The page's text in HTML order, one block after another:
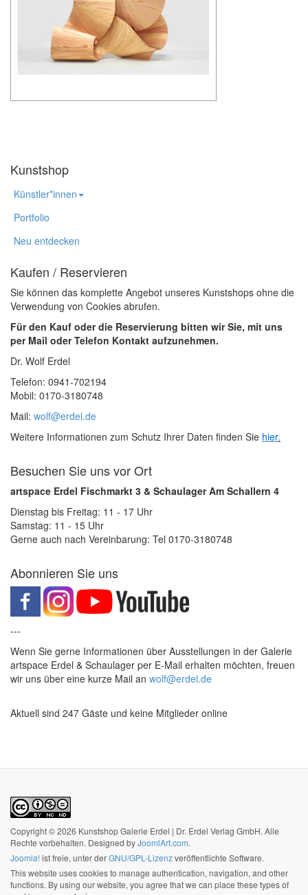
Kunstshop
Künstler*innen
Portfolio
Neu entdecken
Kaufen / Reservieren
Sie können das komplette Angebot unseres Kunstshops ohne die
Verwendung von Cookies abrufen.
Für den Kauf oder die Reservierung bitten wir Sie, mit uns
per Mail oder Telefon Kontakt aufzunehmen.
Dr. Wolf Erdel
Telefon: 0941-702194
Mobil: 0170-3180748
Mail: wolf@erdel.de
Weitere Informationen zum Schutz Ihrer Daten finden Sie hier.
Besuchen Sie uns vor Ort
artspace Erdel Fischmarkt 3 & Schaulager Am Schallern 4
Dienstag bis Freitag: 11 - 17 Uhr
Samstag: 11 - 15 Uhr
Gerne auch nach Vereinbarung: Tel 0170-3180748
Abonnieren Sie uns
---
Wenn Sie gerne Informationen über Ausstellungen in der Galerie
artspace Erdel & Schaulager per E-Mail erhalten möchten, freuen
wir uns über eine kurze Mail an wolf@erdel.de
Aktuell sind 247 Gäste und keine Mitglieder online
Copyright © 2026 Kunstshop Galerie Erdel | Dr. Erdel Verlag GmbH. Alle
Rechte vorbehalten. Designed byJoomlArt.com.
Joomla!ist freie, unter derGNU/GPL-Lizenzveröffentlichte Software.
This website uses cookies to manage authentication, navigation, and other
functions. By using our website, you agree that we can place these types of